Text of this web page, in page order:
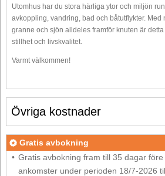
Utomhus har du stora härliga ytor och miljön
avkoppling, vandring, bad och båtutflykter. Med
granne och sjön alldeles framför knuten är
stillhet och livskvalitet.
Varmt välkommen!
Övriga kostnader
Gratis avbokning
Gratis avbokning fram till 35 dagar
ankomster under perioden 18/7-2026